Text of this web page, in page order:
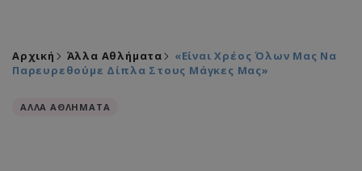
Αρχική Άλλα Αθλήματα
«Είναι Χρέος Όλων Μας Να
Παρευρεθούμε Δίπλα Στους Μάγκες Μας»
ΑΛΛΑ ΑΘΛΗΜΑΤΑ